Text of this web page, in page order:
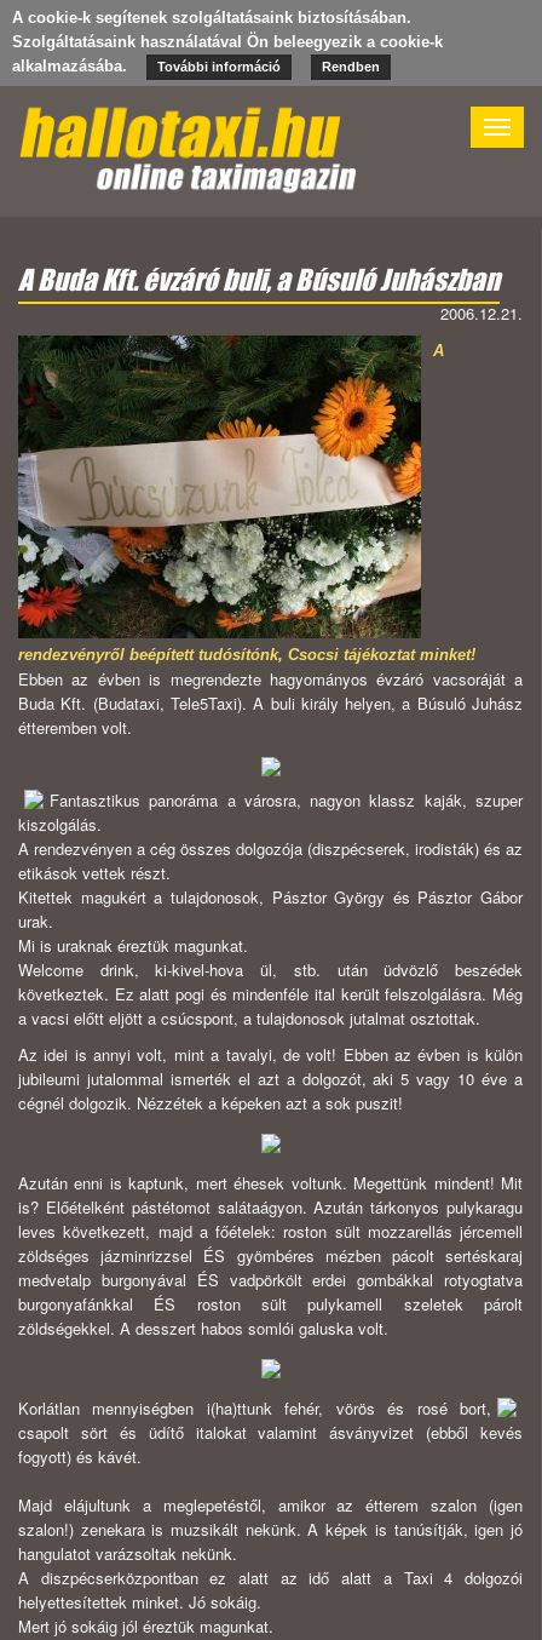
A cookie-k segítenek szolgáltatásaink biztosításában.
Szolgáltatásaink használatával Ön beleegyezik a cookie-k
alkalmazásába.
További információ Rendben
Toggle
A Buda Kft. évzáró buli, a Búsuló Juhászban
2006.12.21.
A
rendezvényről beépített tudósítónk, Csocsi tájékoztat minket!
Ebben az évben is megrendezte hagyományos évzáró vacsoráját a
Buda Kft. (Budataxi, Tele5Taxi). A buli király helyen, a Búsuló Juhász
étteremben volt.
Fantasztikus panoráma a városra, nagyon klassz kaják, szuper
kiszolgálás.
A rendezvényen a cég összes dolgozója (diszpécserek, irodisták) és az
etikások vettek részt.
Kitettek magukért a tulajdonosok, Pásztor György és Pásztor Gábor
urak.
Mi is uraknak éreztük magunkat.
Welcome drink, ki-kivel-hova ül, stb. után üdvözlő beszédek
következtek. Ez alatt pogi és mindenféle ital került felszolgálásra. Még
a vacsi előtt eljött a csúcspont, a tulajdonosok jutalmat osztottak.
Az idei is annyi volt, mint a tavalyi, de volt! Ebben az évben is külön
jubileumi jutalommal ismerték el azt a dolgozót, aki 5 vagy 10 éve a
cégnél dolgozik. Nézzétek a képeken azt a sok puszit!
Azután enni is kaptunk, mert éhesek voltunk. Megettünk mindent! Mit
is? Előételként pástétomot salátaágyon. Azután tárkonyos pulykaragu
leves következett, majd a főételek: roston sült mozzarellás jércemell
zöldséges jázminrizzsel ÉS gyömbéres mézben pácolt sertéskaraj
medvetalp burgonyával ÉS vadpörkölt erdei gombákkal rotyogtatva
burgonyafánkkal ÉS roston sült pulykamell szeletek párolt
zöldségekkel. A desszert habos somlói galuska volt.
Korlátlan mennyiségben i(ha)ttunk fehér, vörös és rosé bort,
csapolt sört és üdítő italokat valamint ásványvizet (ebből kevés
fogyott) és kávét.
Majd elájultunk a meglepetéstől, amikor az étterem szalon (igen
szalon!) zenekara is muzsikált nekünk. A képek is tanúsítják, igen jó
hangulatot varázsoltak nekünk.
A diszpécserközpontban ez alatt az idő alatt a Taxi 4 dolgozói
helyettesítettek minket. Jó sokáig.
Mert jó sokáig jól éreztük magunkat.